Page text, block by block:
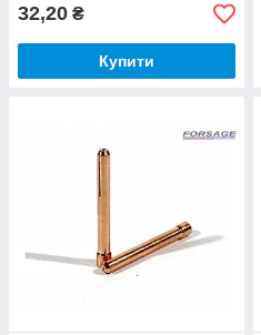
32,20 ₴
Купити